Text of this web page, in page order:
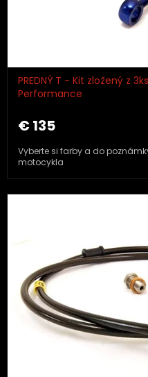
PREDNÝ T - Kit zložený z
Performance
€ 135
Vyberte si farby a do poznámky
motocykla